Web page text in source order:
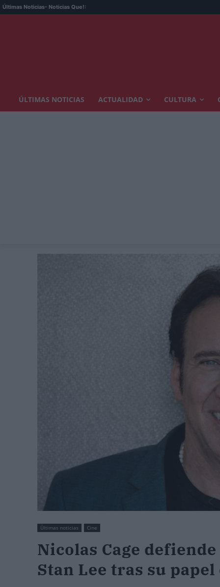
Últimas Noticias- Noticias Que!: El
ÚLTIMAS NOTICIAS ACTUALIDAD CULTURA
Últimas noticias Cine
Nicolas Cage
Stan Lee tras su